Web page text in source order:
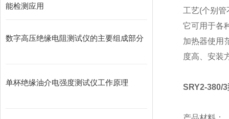
能检测应用
数字高压绝缘电阻测试仪的主要组成部分
单杯绝缘油介电强度测试仪工作原理
工艺(个别
它可用于各
加热器使用
度高、安装
SRY2-380/